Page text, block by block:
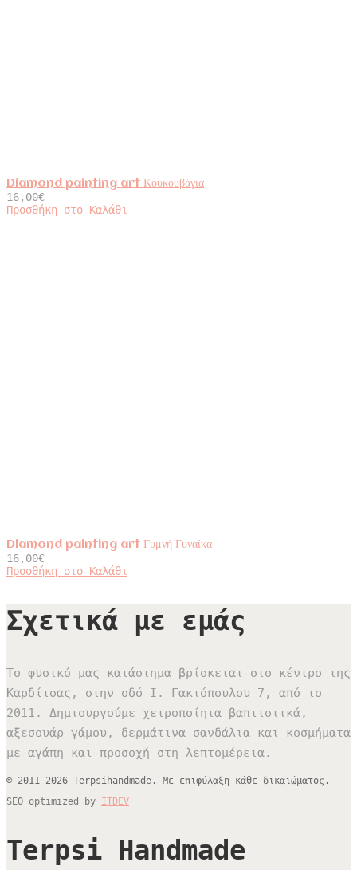
Diamond painting art Κουκουβάγια
16,00€
Προσθήκη στο Καλάθι
Diamond painting art Γυμνή Γυναίκα
16,00€
Προσθήκη στο Καλάθι
Σχετικά με εμάς
Το φυσικό μας κατάστημα βρίσκεται στο κέντρο της
Καρδίτσας, στην οδό Ι. Γακιόπουλου 7, από το
2011. Δημιουργούμε χειροποίητα βαπτιστικά,
αξεσουάρ γάμου, δερμάτινα σανδάλια και κοσμήματα
με αγάπη και προσοχή στη λεπτομέρεια.
© 2011-2026 Terpsihandmade. Με επιφύλαξη κάθε δικαιώματος.
SEO optimized by ITDEV
Terpsi Handmade